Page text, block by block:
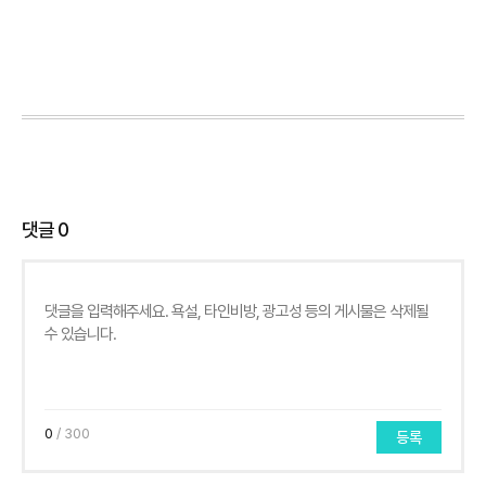
댓글0
0 / 300 등록